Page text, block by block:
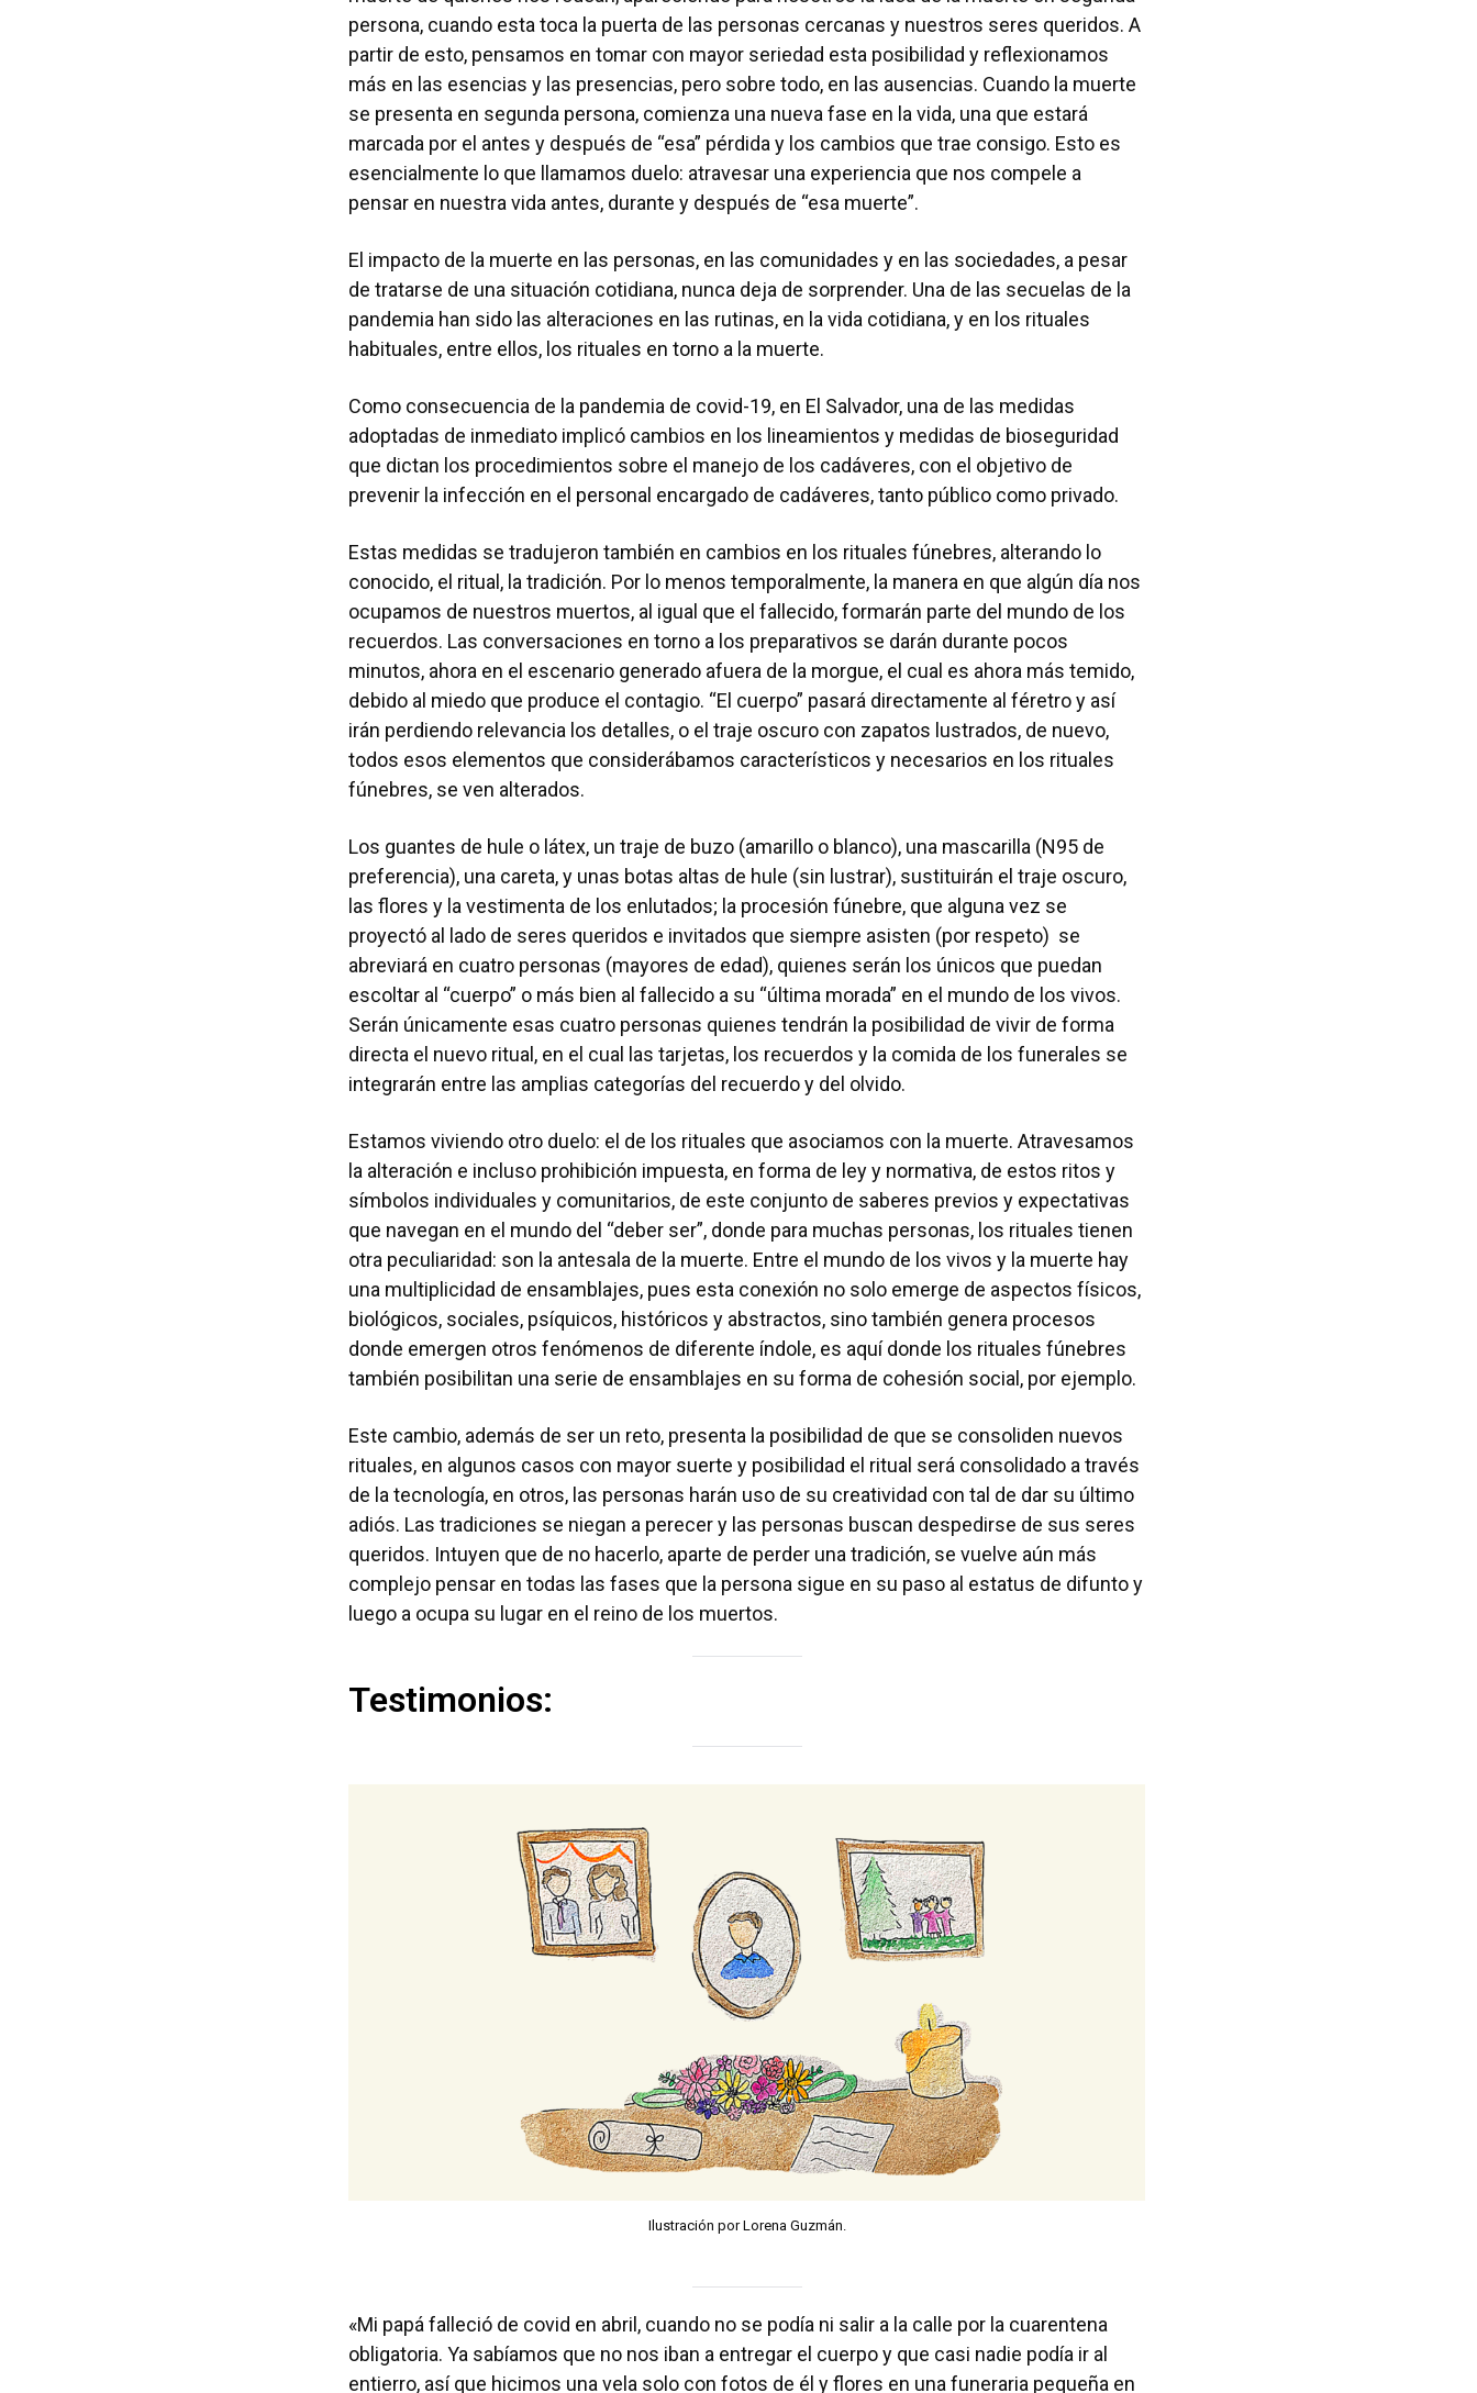
persona, cuando esta toca la puerta de las personas cercanas y nuestros seres queridos. A
partir de esto, pensamos en tomar con mayor seriedad esta posibilidad y reflexionamos
más en las esencias y las presencias, pero sobre todo, en las ausencias. Cuando la muerte
se presenta en segunda persona, comienza una nueva fase en la vida, una que estará
marcada por el antes y después de “esa” pérdida y los cambios que trae consigo. Esto es
esencialmente lo que llamamos duelo: atravesar una experiencia que nos compele a
pensar en nuestra vida antes, durante y después de “esa muerte”.
El impacto de la muerte en las personas, en las comunidades y en las sociedades, a pesar
de tratarse de una situación cotidiana, nunca deja de sorprender. Una de las secuelas de la
pandemia han sido las alteraciones en las rutinas, en la vida cotidiana, y en los rituales
habituales, entre ellos, los rituales en torno a la muerte.
Como consecuencia de la pandemia de covid-19, en El Salvador, una de las medidas
adoptadas de inmediato implicó cambios en los lineamientos y medidas de bioseguridad
que dictan los procedimientos sobre el manejo de los cadáveres, con el objetivo de
prevenir la infección en el personal encargado de cadáveres, tanto público como privado.
Estas medidas se tradujeron también en cambios en los rituales fúnebres, alterando lo
conocido, el ritual, la tradición. Por lo menos temporalmente, la manera en que algún día nos
ocupamos de nuestros muertos, al igual que el fallecido, formarán parte del mundo de los
recuerdos. Las conversaciones en torno a los preparativos se darán durante pocos
minutos, ahora en el escenario generado afuera de la morgue, el cual es ahora más temido,
debido al miedo que produce el contagio. “El cuerpo” pasará directamente al féretro y así
irán perdiendo relevancia los detalles, o el traje oscuro con zapatos lustrados, de nuevo,
todos esos elementos que considerábamos característicos y necesarios en los rituales
fúnebres, se ven alterados.
Los guantes de hule o látex, un traje de buzo (amarillo o blanco), una mascarilla (N95 de
preferencia), una careta, y unas botas altas de hule (sin lustrar), sustituirán el traje oscuro,
las flores y la vestimenta de los enlutados; la procesión fúnebre, que alguna vez se
proyectó al lado de seres queridos e invitados que siempre asisten (por respeto) se
abreviará en cuatro personas (mayores de edad), quienes serán los únicos que puedan
escoltar al “cuerpo” o más bien al fallecido a su “última morada” en el mundo de los vivos.
Serán únicamente esas cuatro personas quienes tendrán la posibilidad de vivir de forma
directa el nuevo ritual, en el cual las tarjetas, los recuerdos y la comida de los funerales se
integrarán entre las amplias categorías del recuerdo y del olvido.
Estamos viviendo otro duelo: el de los rituales que asociamos con la muerte. Atravesamos
la alteración e incluso prohibición impuesta, en forma de ley y normativa, de estos ritos y
símbolos individuales y comunitarios, de este conjunto de saberes previos y expectativas
que navegan en el mundo del “deber ser”, donde para muchas personas, los rituales tienen
otra peculiaridad: son la antesala de la muerte. Entre el mundo de los vivos y la muerte hay
una multiplicidad de ensamblajes, pues esta conexión no solo emerge de aspectos físicos,
biológicos, sociales, psíquicos, históricos y abstractos, sino también genera procesos
donde emergen otros fenómenos de diferente índole, es aquí donde los rituales fúnebres
también posibilitan una serie de ensamblajes en su forma de cohesión social, por ejemplo.
Este cambio, además de ser un reto, presenta la posibilidad de que se consoliden nuevos
rituales, en algunos casos con mayor suerte y posibilidad el ritual será consolidado a través
de la tecnología, en otros, las personas harán uso de su creatividad con tal de dar su último
adiós. Las tradiciones se niegan a perecer y las personas buscan despedirse de sus seres
queridos. Intuyen que de no hacerlo, aparte de perder una tradición, se vuelve aún más
complejo pensar en todas las fases que la persona sigue en su paso al estatus de difunto y
luego a ocupa su lugar en el reino de los muertos.
Testimonios:
Ilustración por Lorena Guzmán.
«Mi papá falleció de covid en abril, cuando no se podía ni salir a la calle por la cuarentena
obligatoria. Ya sabíamos que no nos iban a entregar el cuerpo y que casi nadie podía ir al
entierro, así que hicimos una vela solo con fotos de él y flores en una funeraria pequeña en